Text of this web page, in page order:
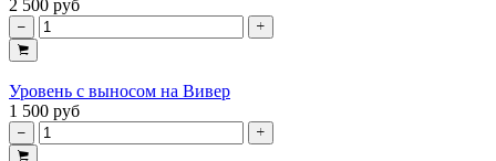
2 500 руб
Уровень с выносом на Вивер
1 500 руб